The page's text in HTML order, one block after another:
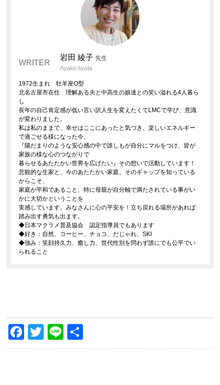
WRITER
岩田 綾子 先生
Ayako Iwata
1972生まれ 牡羊座O型
北名古屋市在住 理解ある夫と中高生の娘達との笑い溢れる4人暮ら
し
長年の自己肯定感が低い言い訳人生を変えたくてLMCで学び、意識
が変わりました。
私は私のままで、幸せはここにあったと気づき、楽しいエネルギー
で過ごせる様になった今、
『陽だまりのような安心感の中で誰しもが自分にマルをつけ、皆が
家族の様な心のつながりで
暮らせるあたたかい世界を広げたい』その想いで活動しています！
悲観的な生家と、今のあたたかい家庭。そのギャップを知っている
からこそ、
家庭が平和であること、特に母親が自分軸で満たされている事がい
かに大切かということを
実感しています。みなさんに心の平安を！立ち戻れる場所があれば
踏み出す勇気も出ます。
◆日本マクラメ普及協会 認定指導員でもあります
◆好き：自然、コーヒー、チョコ、だじゃれ、SKI
◆強み：笑顔持久力、癒し力、世代性別を問わず誰にでも公平でい
られること
Facebook
Twitter
Line
有